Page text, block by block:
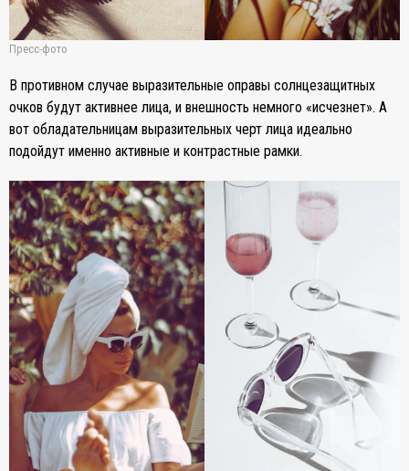
Пресс-фото
В противном случае выразительные оправы солнцезащитных
очков будут активнее лица, и внешность немного «исчезнет». А
вот обладательницам выразительных черт лица идеально
подойдут именно активные и контрастные рамки.